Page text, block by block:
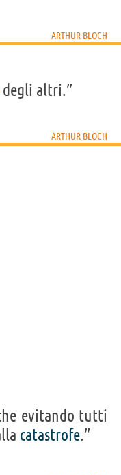
delle
ARTHUR BLOCH
ARTHUR BLOCH
degli altri.”
ARTHUR BLOCH
evitando tutti
catastrofe.”